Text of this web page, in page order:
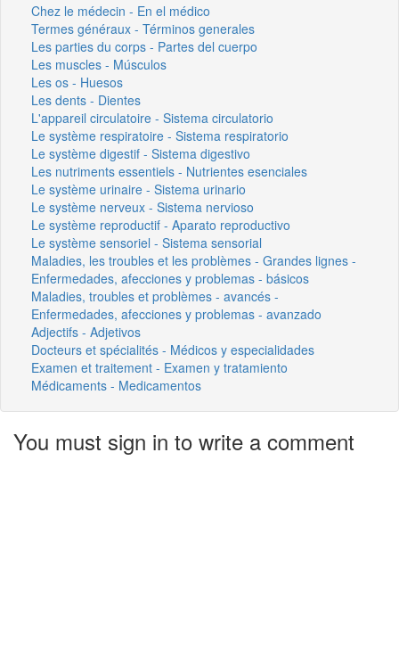
Chez le médecin - En el médico
Termes généraux - Términos generales
Les parties du corps - Partes del cuerpo
Les muscles - Músculos
Les os - Huesos
Les dents - Dientes
L'appareil circulatoire - Sistema circulatorio
Le système respiratoire - Sistema respiratorio
Le système digestif - Sistema digestivo
Les nutriments essentiels - Nutrientes esenciales
Le système urinaire - Sistema urinario
Le système nerveux - Sistema nervioso
Le système reproductif - Aparato reproductivo
Le système sensoriel - Sistema sensorial
Maladies, les troubles et les problèmes - Grandes lignes -
Enfermedades, afecciones y problemas - básicos
Maladies, troubles et problèmes - avancés -
Enfermedades, afecciones y problemas - avanzado
Adjectifs - Adjetivos
Docteurs et spécialités - Médicos y especialidades
Examen et traitement - Examen y tratamiento
Médicaments - Medicamentos
You must sign in to write a comment